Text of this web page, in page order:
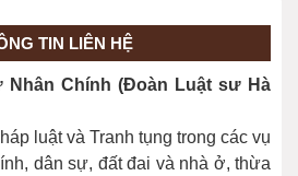
tội phạm (Điều 9)
TIN LIÊN HỆ
Nhân Chính (Đoàn Luật sư Hà
luật và Tranh tụng trong các vụ
dân sự, đất đai và nhà ở, thừa